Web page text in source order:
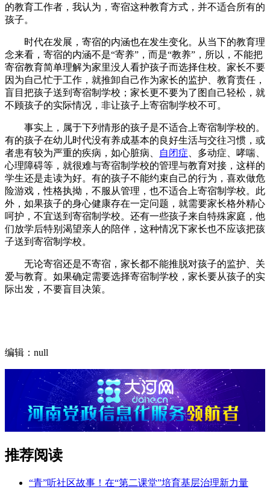
的教育工作者，我认为，寄宿这种教育方式，并不适合所有的
孩子。
时代在发展，寄宿的内涵也在发生变化。从当下的教育理
念来看，寄宿的内涵不是“寄养”，而是“教养”，所以，不能把
寄宿教育简单理解为家里没人看护孩子而选择住校。家长不要
因为自己忙于工作，就推卸自己作为家长的监护、教育责任，
盲目把孩子送到寄宿制学校；家长更不要为了图自己轻松，就
不顾孩子的实际情况，非让孩子上寄宿制学校不可。
事实上，属于下列情形的孩子是不适合上寄宿制学校的。
有的孩子在幼儿时代没有养成基本的良好生活与交往习惯，或
者患有较为严重的疾病，如心脏病、
自闭症、多动症、哮喘、
心理障碍等，就很难与寄宿制学校的管理与教育对接，这样的
学生还是走读为好。有的孩子不能约束自己的行为，喜欢做危
险游戏，性格执拗，不服从管理，也不适合上寄宿制学校。此
外，如果孩子的身心健康存在一定问题，就需要家长格外精心
呵护，不宜送到寄宿制学校。还有一些孩子来自特殊家庭，他
们放学后特别渴望亲人的陪伴，这种情况下家长也不应该把孩
子送到寄宿制学校。
无论寄宿还是不寄宿，家长都不能推脱对孩子的监护、关
爱与教育。如果确定需要选择寄宿制学校，家长要从孩子的实
际出发，不要盲目决策。
编辑：null
推荐阅读
“青”听社区故事！在“第二课堂”培育基层治理新力量